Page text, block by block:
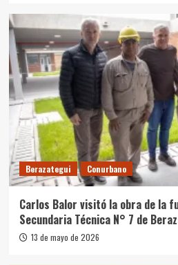
Berazategui Conurbano
Carlos Balor visitó la obra de la
Secundaria Técnica N° 7 de
13 de mayo de 2026